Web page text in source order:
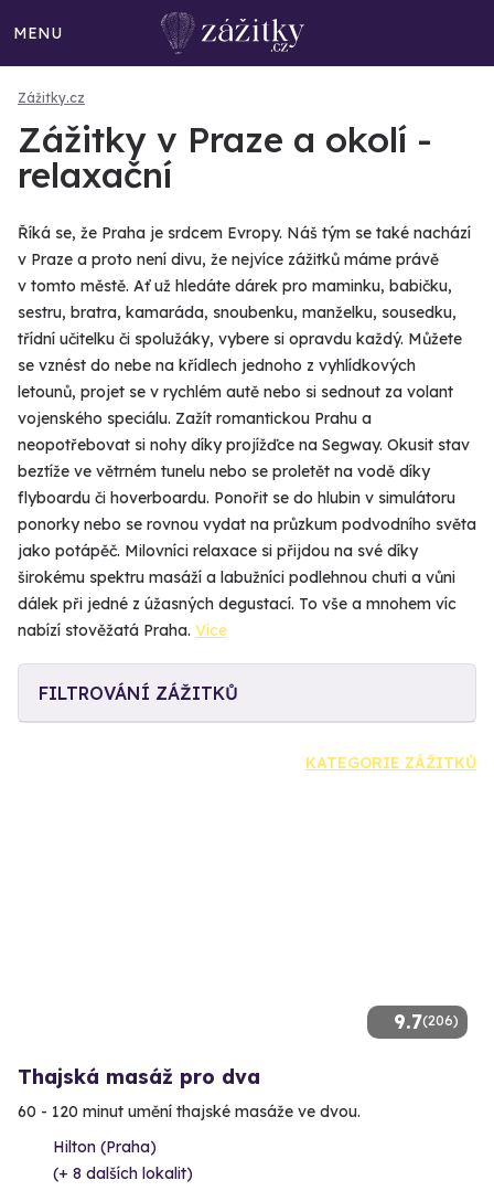
MENU
Zážitky.cz
Zážitky v Praze a okolí -
relaxační
Říká se, že Praha je srdcem Evropy. Náš tým se také nachází
v Praze a proto není divu, že nejvíce zážitků máme právě
v tomto městě. Ať už hledáte dárek pro maminku, babičku,
sestru, bratra, kamaráda, snoubenku, manželku, sousedku,
třídní učitelku či spolužáky, vybere si opravdu každý. Můžete
se vznést do nebe na křídlech jednoho z vyhlídkových
letounů, projet se v rychlém autě nebo si sednout za volant
vojenského speciálu. Zažít romantickou Prahu a
neopotřebovat si nohy díky projížďce na Segway. Okusit stav
beztíže ve větrném tunelu nebo se proletět na vodě díky
flyboardu či hoverboardu. Ponořit se do hlubin v simulátoru
ponorky nebo se rovnou vydat na průzkum podvodního světa
jako potápěč. Milovníci relaxace si přijdou na své díky
širokému spektru masáží a labužníci podlehnou chuti a vůni
dálek při jedné z úžasných degustací. To vše a mnohem víc
nabízí stověžatá Praha. Více
FILTROVÁNÍ ZÁŽITKŮ
KATEGORIE ZÁŽITKŮ
9.7(206)
Thajská masáž pro dva
60 - 120 minut umění thajské masáže ve dvou.
Hilton (Praha)
(+ 8 dalších lokalit)